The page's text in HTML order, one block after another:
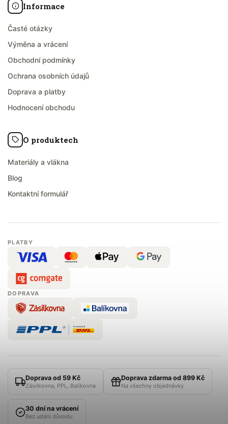
Informace
Časté otázky
Výměna a vrácení
Obchodní podmínky
Ochrana osobních údajů
Doprava a platby
Hodnocení obchodu
O produktech
Materiály a vlákna
Blog
Kontaktní formulář
PLATBY
DOPRAVA
Doprava od 59 Kč
Zásilkovna, PPL, Balíkovna
Doprava zdarma od 899 Kč
Na všechny objednávky
30 dní na vrácení
Bez udání důvodu